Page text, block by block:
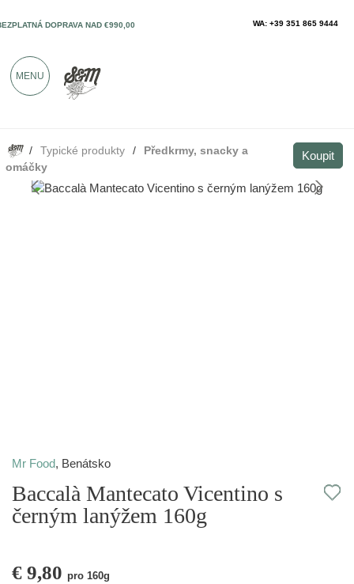
/ Typické produkty /
Předkrmy, snacky a
omáčky
Koupit
Mr Food, Benátsko
Baccalà Mantecato Vicentino s
černým lanýžem 160g
€ 9,80 pro 160g
Baccalà Mantecato Vicentino s černým lanýžem 160g Koupit
DOPRAVA NAD €990,00
PRODUKTY OD VYNIKAJÍCÍCH
WA: +39 351 865 9444
MENU